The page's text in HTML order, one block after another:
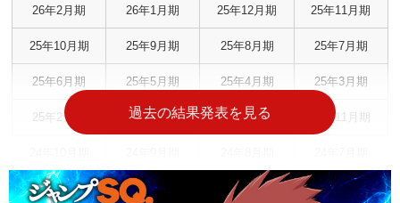
26年2月期 26年1月期 25年12月期 25年11月期
25年10月期 25年9月期 25年8月期 25年7月期
25年6月期 25年5月期 25年4月期 25年3月期
25年2月期 25年1月期 24年12月期 24年11月期
24年6月期 24年5月期 24年4月期 24年3月期
過去の結果発表を見る